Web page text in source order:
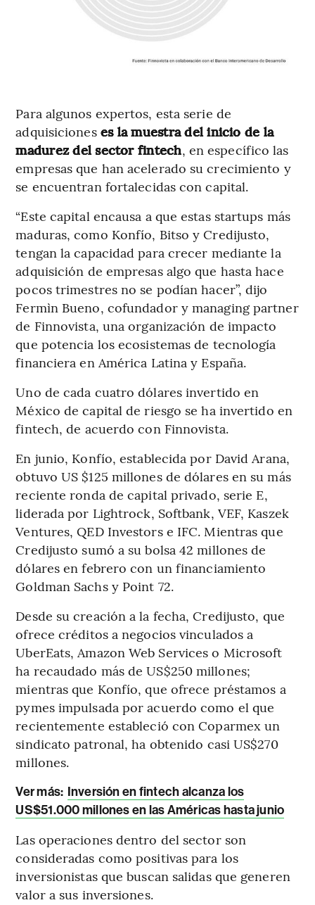
Para algunos expertos, esta serie de
adquisicioneses la muestra del inicio de la
madurez del sector fintech, en específico las
empresas que han acelerado su crecimiento y
se encuentran fortalecidas con capital.
“Este capital encausa a que estas startups más
maduras, como Konfío, Bitso y Credijusto,
tengan la capacidad para crecer mediante la
adquisición de empresas algo que hasta hace
pocos trimestres no se podían hacer”, dijo
Fermìn Bueno, cofundador y managing partner
de Finnovista, una organización de impacto
que potencia los ecosistemas de tecnología
financiera en América Latina y España.
Uno de cada cuatro dólares invertido en
México de capital de riesgo se ha invertido en
fintech, de acuerdo con Finnovista.
En junio, Konfío, establecida por David Arana,
obtuvo US $125 millones de dólares en su más
reciente ronda de capital privado, serie E,
liderada por Lightrock, Softbank, VEF, Kaszek
Ventures, QED Investors e IFC. Mientras que
Credijusto sumó a su bolsa 42 millones de
dólares en febrero con un financiamiento
Goldman Sachs y Point 72.
Desde su creación a la fecha, Credijusto, que
ofrece créditos a negocios vinculados a
UberEats, Amazon Web Services o Microsoft
ha recaudado más de US$250 millones;
mientras que Konfío, que ofrece préstamos a
pymes impulsada por acuerdo como el que
recientemente estableció con Coparmex un
sindicato patronal, ha obtenido casi US$270
millones.
Ver más: Inversión en fintech alcanza los
US$51.000 millones en las Américas hasta junio
Las operaciones dentro del sector son
consideradas como positivas para los
inversionistas que buscan salidas que generen
valor a sus inversiones.